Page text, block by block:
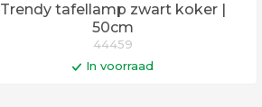
Trendy tafellamp zwart koker |
50cm
44459
In voorraad